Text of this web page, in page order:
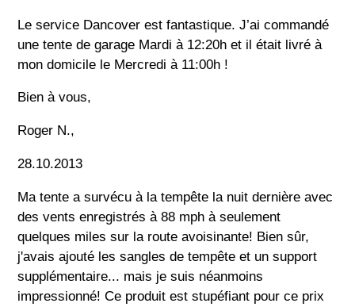
Le service Dancover est fantastique. J’ai commandé
une tente de garage Mardi à 12:20h et il était livré à
mon domicile le Mercredi à 11:00h !
Bien à vous,
Roger N.,
28.10.2013
Ma tente a survécu à la tempête la nuit dernière avec
des vents enregistrés à 88 mph à seulement
quelques miles sur la route avoisinante! Bien sûr,
j'avais ajouté les sangles de tempête et un support
supplémentaire... mais je suis néanmoins
impressionné! Ce produit est stupéfiant pour ce prix